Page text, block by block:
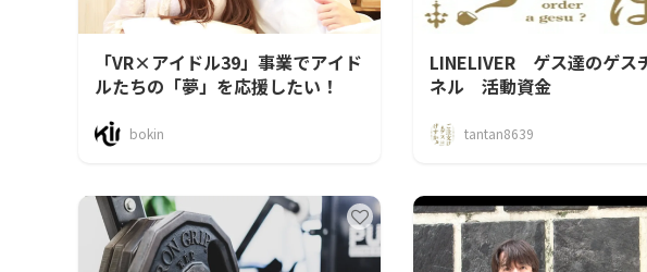
「VR×アイドル39」事業でアイド
ルたちの「夢」を応援したい！
bokin
LINELIVER ゲス達のゲス
ネル 活動資金
tantan8639